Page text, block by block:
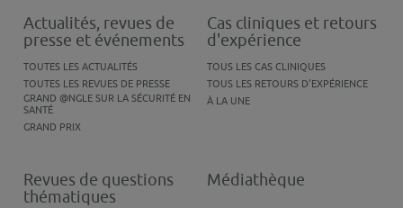
Actualités, revues de
presse et événements
TOUTES LES ACTUALITÉS
TOUTES LES REVUES DE PRESSE
GRAND @NGLE SUR LA SÉCURITÉ EN
SANTÉ
GRAND PRIX
Cas cliniques et retours
d'expérience
TOUS LES CAS CLINIQUES
TOUS LES RETOURS D'EXPÉRIENCE
À LA UNE
Revues de questions
thématiques
Médiathèque